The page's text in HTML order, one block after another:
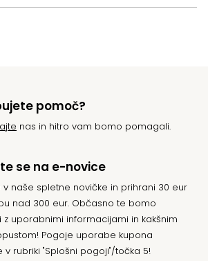
pomoč?
nas in hitro vam bomo pomagali.
se na e-novice
v naše spletne novičke in prihrani 30 eur
nad 300 eur. Občasno te bomo
z uporabnimi informacijami in kakšnim
Pogoje uporabe kupona
v rubriki "Splošni pogoji"/točka 5!